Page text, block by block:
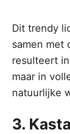
Dit trendy
samen met
resulteert
maar in
natuurlijke
3.